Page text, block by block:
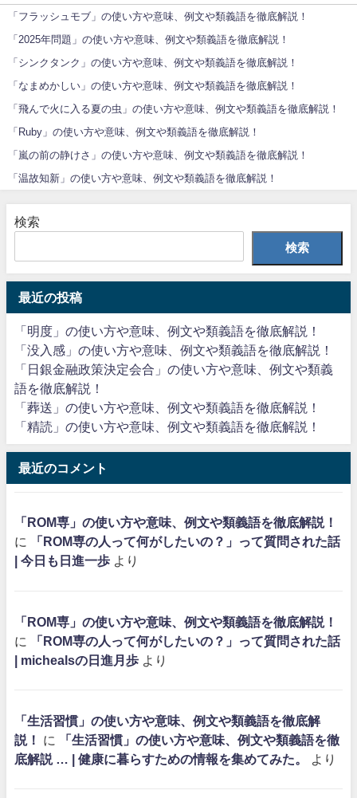
「フラッシュモブ」の使い方や意味、例文や類義語を徹底解説！
「2025年問題」の使い方や意味、例文や類義語を徹底解説！
「シンクタンク」の使い方や意味、例文や類義語を徹底解説！
「なまめかしい」の使い方や意味、例文や類義語を徹底解説！
「飛んで火に入る夏の虫」の使い方や意味、例文や類義語を徹底解説！
「Ruby」の使い方や意味、例文や類義語を徹底解説！
「嵐の前の静けさ」の使い方や意味、例文や類義語を徹底解説！
「温故知新」の使い方や意味、例文や類義語を徹底解説！
検索
検索
最近の投稿
「明度」の使い方や意味、例文や類義語を徹底解説！
「没入感」の使い方や意味、例文や類義語を徹底解説！
「日銀金融政策決定会合」の使い方や意味、例文や類義
語を徹底解説！
「葬送」の使い方や意味、例文や類義語を徹底解説！
「精読」の使い方や意味、例文や類義語を徹底解説！
最近のコメント
「ROM専」の使い方や意味、例文や類義語を徹底解説！
に
「ROM専の人って何がしたいの？」って質問された話
| 今日も日進一歩 より
「ROM専」の使い方や意味、例文や類義語を徹底解説！
に
「ROM専の人って何がしたいの？」って質問された話
| michealsの日進月歩 より
「生活習慣」の使い方や意味、例文や類義語を徹底解
説！
に
「生活習慣」の使い方や意味、例文や類義語を徹
底解説 … | 健康に暮らすための情報を集めてみた。
より